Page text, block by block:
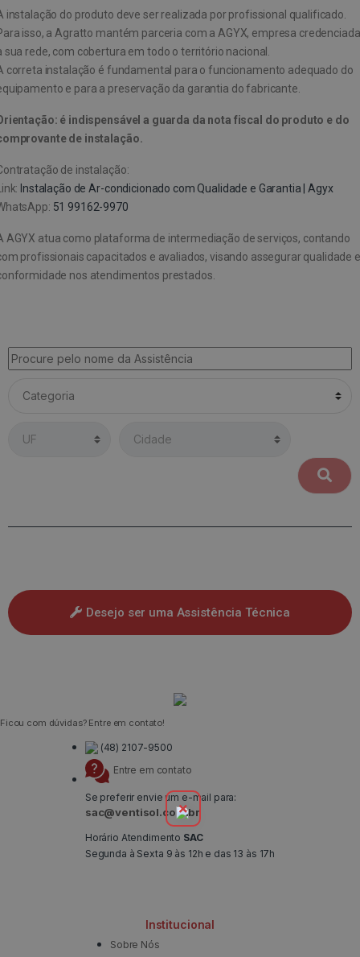
instalação do produto deve ser realizada por profissional qualificado.
isso, a Agratto mantém parceria com a AGYX, empresa credenciada
sua rede, com cobertura em todo o território nacional.
correta instalação é fundamental para o funcionamento adequado do
e para a preservação da garantia do fabricante.
é indispensável a guarda da nota fiscal do produto e do
de instalação.
de instalação:
Instalação de Ar-condicionado com Qualidade e Garantia | Agyx
51 99162-9970
AGYX atua como plataforma de intermediação de serviços, contando
profissionais capacitados e avaliados, visando assegurar qualidade e
nos atendimentos prestados.
Desejo ser uma Assistência Técnica
Ficou com dúvidas? Entre em contato!
(48) 2107-9500
Entre em contato
Se preferir envie um e-mail para:
sac@ventisol.com.br
Horário Atendimento SAC
Segunda à Sexta 9 às 12h e das 13 às 17h
Institucional
Sobre Nós